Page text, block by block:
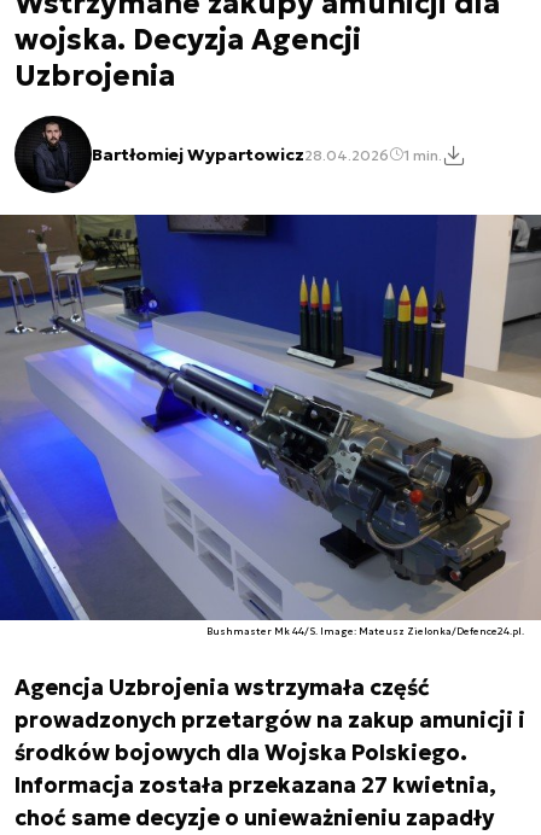
wojska. Decyzja Agencji
Uzbrojenia
Bartłomiej Wypartowicz28.04.2026 1 min.
Bushmaster Mk 44/S. Image: Mateusz Zielonka/Defence24.pl.
Agencja Uzbrojenia wstrzymała część
prowadzonych przetargów na zakup amunicji i
środków bojowych dla Wojska Polskiego.
Informacja została przekazana 27 kwietnia,
choć same decyzje o unieważnieniu zapadły